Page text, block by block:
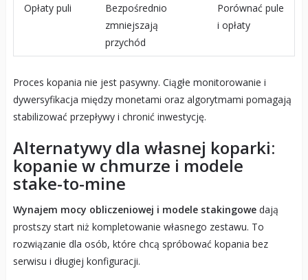
Opłaty puli
Bezpośrednio
zmniejszają
przychód
Porównać pule
i opłaty
Proces kopania nie jest pasywny. Ciągłe monitorowanie i
dywersyfikacja między monetami oraz algorytmami pomagają
stabilizować przepływy i chronić inwestycję.
Alternatywy dla własnej koparki:
kopanie w chmurze i modele
stake-to-mine
Wynajem mocy obliczeniowej i modele stakingowedają
prostszy start niż kompletowanie własnego zestawu. To
rozwiązanie dla osób, które chcą spróbować kopania bez
serwisu i długiej konfiguracji.